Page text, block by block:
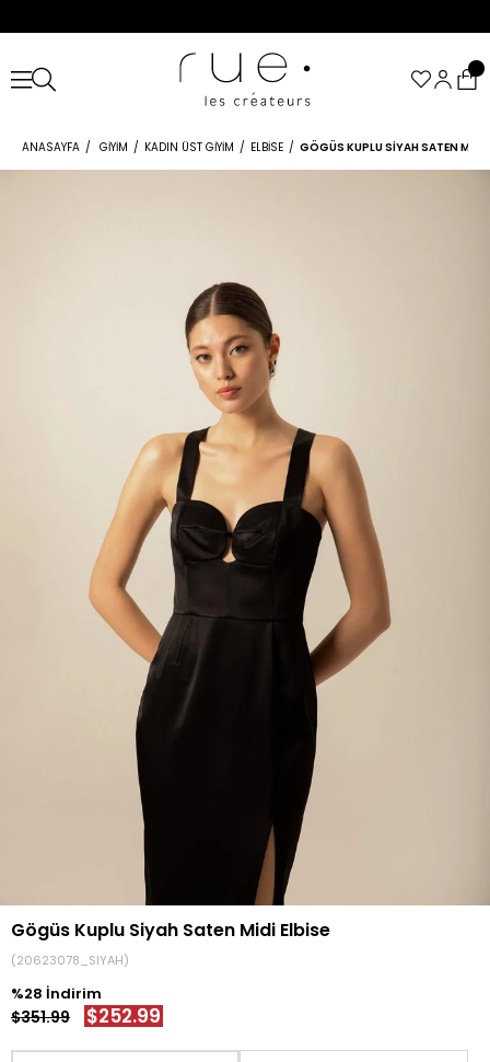
ANASAYFA GIYIM KADIN ÜST GIYIM ELBISE GÖGÜS KUPLU SIYAH SATEN MIDI
Gögüs Kuplu Siyah Saten Midi Elbise
(20623078_SIYAH)
28
$351.99 $252.99